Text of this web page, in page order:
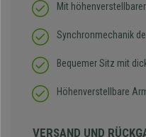
Mit
Synchronmechanik
Bequemer Sitz mit
Höhenverstellbare
VERSAND UND